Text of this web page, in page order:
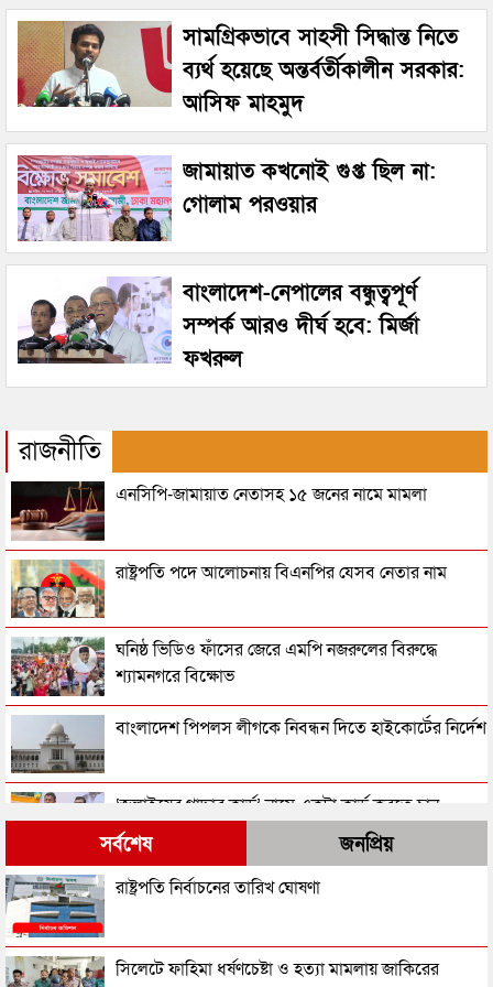
সামগ্রিকভাবে সাহসী সিদ্ধান্ত নিতে
ব্যর্থ হয়েছে অন্তর্বর্তীকালীন সরকার:
আসিফ মাহমুদ
জামায়াত কখনোই গুপ্ত ছিল না:
গোলাম পরওয়ার
বাংলাদেশ-নেপালের বন্ধুত্বপূর্ণ
সম্পর্ক আরও দীর্ঘ হবে: মির্জা
ফখরুল
রাজনীতি
এনসিপি-জামায়াত নেতাসহ ১৫ জনের নামে মামলা
রাষ্ট্রপতি পদে আলোচনায় বিএনপির যেসব নেতার নাম
ঘনিষ্ঠ ভিডিও ফাঁসের জেরে এমপি নজরুলের বিরুদ্ধে
শ্যামনগরে বিক্ষোভ
বাংলাদেশ পিপলস লীগকে নিবন্ধন দিতে হাইকোর্টের নির্দেশ
‘জুলাইয়ের গাদ্দার কার্ড’ নামে একটা কার্ড করতে চান
নাসীরুদ্দীন পাটওয়ারী
‘স্বৈরাচার’ বিতাড়িত হওয়ার পর একটি ‘গুপ্ত বাহিনী’ ধীরে
নাটক কম করেন প্রিয়: প্রধানমন্ত্রীর উদ্দেশে নাহিদ ইসলাম
সর্বশেষ জনপ্রিয়
রাষ্ট্রপতি নির্বাচনের তারিখ ঘোষণা
সিলেটে ফাহিমা ধর্ষণচেষ্টা ও হত্যা মামলায় জাকিরের